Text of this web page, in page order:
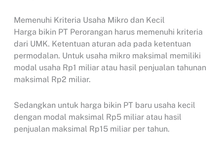
Memenuhi Kriteria Usaha Mikro dan Kecil
Harga bikin PT Perorangan harus memenuhi kriteria
dari UMK. Ketentuan aturan ada pada ketentuan
permodalan. Untuk usaha mikro maksimal memiliki
modal usaha Rp1 miliar atau hasil penjualan tahunan
maksimal Rp2 miliar.
Sedangkan untuk harga bikin PT baru usaha kecil
dengan modal maksimal Rp5 miliar atau hasil
penjualan maksimal Rp15 miliar per tahun.